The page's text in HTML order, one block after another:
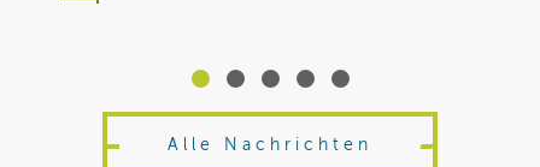
Alle Nachrichten